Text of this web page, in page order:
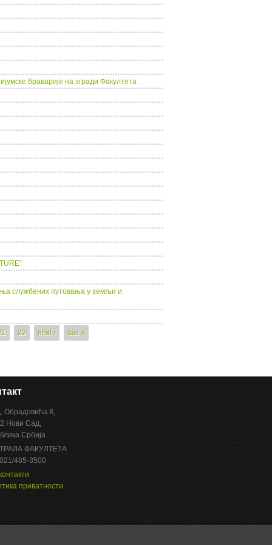
браварије на згради Факултета
службених путовања у земљи и
22 next › last »
Обрадовића 8,
Нови Сад,
Србија
ФАКУЛТЕТА
485-3500
приватности